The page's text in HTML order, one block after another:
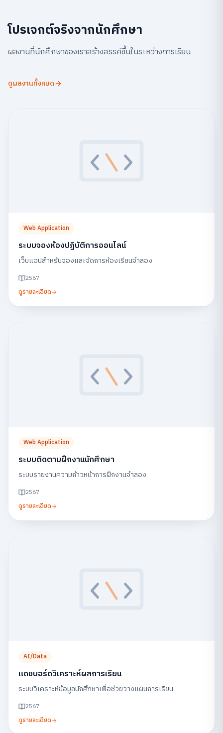
โปรเจกต์จริงจากนักศึกษา
ผลงานที่นักศึกษาของเราสร้างสรรค์ขึ้นในระหว่างการเรียน
ดูผลงานทั้งหมด
Web Application
ระบบจองห้องปฏิบัติการออนไลน์
เว็บแอปสำหรับจองและจัดการห้องเรียนจำลอง
2567
ดูรายละเอียด
Web Application
ระบบติดตามฝึกงานนักศึกษา
ระบบรายงานความก้าวหน้าการฝึกงานจำลอง
2567
ดูรายละเอียด
AI/Data
แดชบอร์ดวิเคราะห์ผลการเรียน
ระบบวิเคราะห์ข้อมูลนักศึกษาเพื่อช่วยวางแผนการเรียน
2567
ดูรายละเอียด